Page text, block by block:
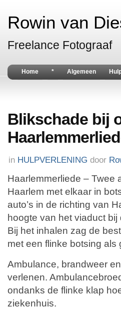
Rowin van
Freelance Fotograaf
Home * Algemeen
Blikschade bij
in HULPVERLENING door
Haarlemmerliede – Twee
Haarlem met elkaar in
auto’s in de richting van
hoogte van het viaduct
Bij het inhalen zag de
met een flinke botsing als
Ambulance, brandweer
verlenen.
ondanks de flinke klap
ziekenhuis.